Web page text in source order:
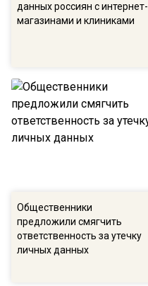
данных россиян с интернет-
магазинами и клиниками
Общественники
предложили смягчить
ответственность за утечку
личных данных